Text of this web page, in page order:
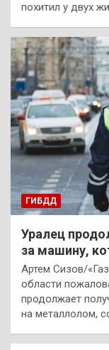
похитил у двух
ГИБДД
Уралец
за машину,
Артем Сизов/
области
продолжает
на металлолом,